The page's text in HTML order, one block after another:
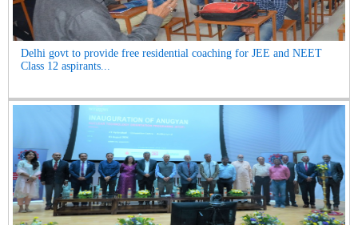
Delhi govt to provide free residential coaching for JEE and NEET
Class 12 aspirants...